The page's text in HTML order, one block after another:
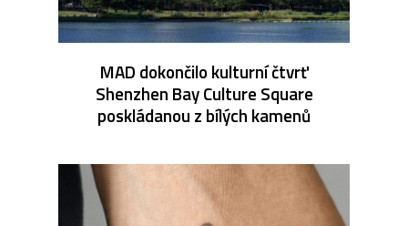
MAD dokončilo kulturní čtvrť
Shenzhen Bay Culture Square
poskládanou z bílých kamenů